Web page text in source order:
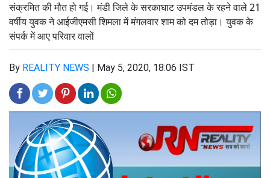
संक्रमित की मौत हो गई। मंडी जिले के सरकाघाट उपमंडल के रहने वाले 21
वर्षीय युवक ने आईजीएमसी शिमला में मंगलवार शाम को दम तोड़ा। युवक के
संपर्क में आए परिवार वालों
By REALITY NEWS | May 5, 2020, 18:06 IST